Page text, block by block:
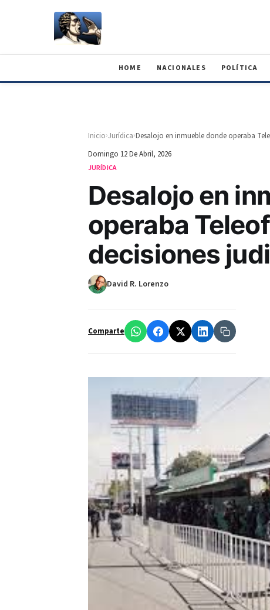
HOME NACIONALES POLÍTICA
Inicio›Jurídica›
Domingo 12 De Abril, 2026
JURÍDICA
Desalojo en
operaba
decisiones
David R. Lorenzo
Comparte